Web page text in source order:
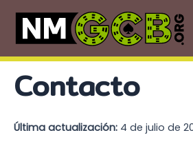
contenido
Contacto
Última actualización: 4 de julio de